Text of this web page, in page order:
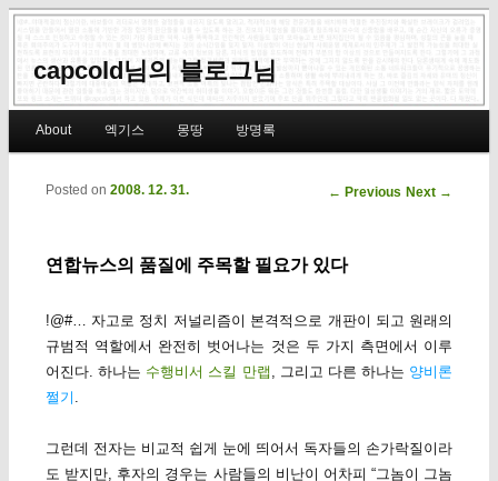
capcold님의 블로그님
Skip to primary content
Skip to secondary content
About 엑기스 몽땅 방명록
Post navigation
← Previous Next →
연합뉴스의 품질에 주목할 필요가 있다
Posted on 2008. 12. 31.
!@#… 자고로 정치 저널리즘이 본격적으로 개판이 되고 원래의
규범적 역할에서 완전히 벗어나는 것은 두 가지 측면에서 이루
어진다. 하나는 수행비서 스킬 만랩 , 그리고 다른 하나는 양비론
쩔기
그런데 전자는 비교적 쉽게 눈에 띄어서 독자들의 손가락질이라
도 받지만, 후자의 경우는 사람들의 비난이 어차피 “그놈이 그놈